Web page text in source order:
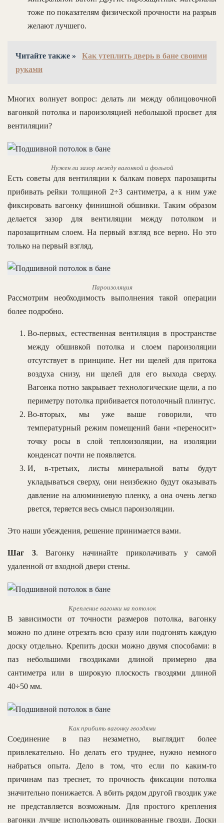
тоже по показателям физической прочности на разрыв
желают лучшего.
Читайте также »
Как утеплить дверь в бане своими
руками
Многих волнует вопрос: делать ли между облицовочной
вагонкой потолка и пароизоляцией небольшой просвет для
вентиляции?
Нужен ли зазор между вагонкой и фольгой
Есть советы для вентиляции к балкам поверх парозащиты
прибивать рейки толщиной 2÷3 сантиметра, а к ним уже
фиксировать вагонку финишной обшивки. Таким образом
делается зазор для вентиляции между потолком и
парозащитным слоем. На первый взгляд все верно. Но это
только на первый взгляд.
Пароизоляция
Рассмотрим необходимость выполнения такой операции
более подробно.
Во-первых, естественная вентиляция в пространстве
между обшивкой потолка и слоем пароизоляции
отсутствует в принципе. Нет ни щелей для притока
воздуха снизу, ни щелей для его выхода сверху.
Вагонка потно закрывает технологические щели, а по
периметру потолка прибивается потолочный плинтус.
Во-вторых, мы уже выше говорили, что
температурный режим помещений бани «переносит»
точку росы в слой теплоизоляции, на изоляции
конденсат почти не появляется.
И, в-третьих, листы минеральной ваты будут
укладываться сверху, они неизбежно будут оказывать
давление на алюминиевую пленку, а она очень легко
рвется, теряется весь смысл пароизоляции.
Это наши убеждения, решение принимается вами.
Шаг 3. Вагонку начинайте приколачивать у самой
удаленной от входной двери стены.
Крепление вагонки на потолок
В зависимости от точности размеров потолка, вагонку
можно по длине отрезать всю сразу или подгонять каждую
доску отдельно. Крепить доски можно двумя способами: в
паз небольшими гвоздиками длиной примерно два
сантиметра или в широкую плоскость гвоздями длиной
40÷50 мм.
Как прибить вагонку гвоздями
Соединение в паз незаметно, выглядит более
привлекательно. Но делать его труднее, нужно немного
набраться опыта. Дело в том, что если по каким-то
причинам паз треснет, то прочность фиксации потолка
значительно понижается. А вбить рядом другой гвоздик уже
не представляется возможным. Для простого крепления
вагонки лучше использовать оцинкованные гвозди. Доски